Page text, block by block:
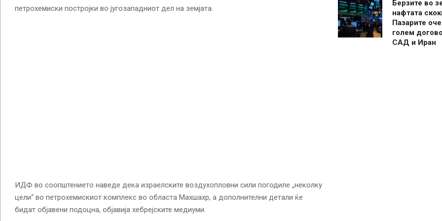
петрохемиски постројки во југозападниот дел на земјата.
ИДФ во соопштението наведе дека израелските воздухопловни сили погодиле „неколку
цели“ во петрохемискиот комплекс во областа Махшахр, а дополнителни детали ќе
бидат објавени подоцна, објавија хебрејските медиуми.
Берзите во
нафтата
Пазарите
голем
САД и Иран